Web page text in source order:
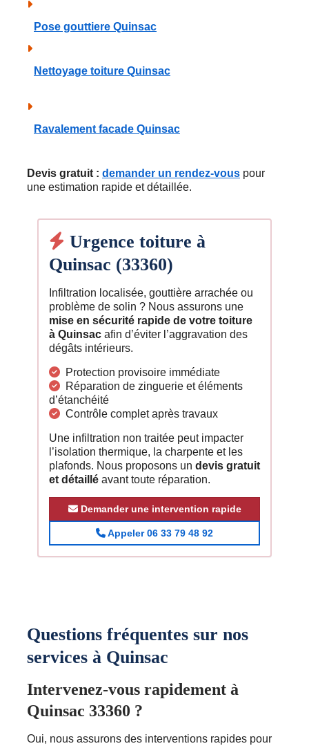
Pose gouttiere Quinsac
Nettoyage toiture Quinsac
Ravalement facade Quinsac
Devis gratuit : demander un rendez-vous pour
une estimation rapide et détaillée.
Urgence toiture à
Quinsac (33360)
Infiltration localisée, gouttière arrachée ou
problème de solin ? Nous assurons une
mise en sécurité rapide de votre toiture
à Quinsac afin d’éviter l’aggravation des
dégâts intérieurs.
Protection provisoire immédiate
Réparation de zinguerie et éléments
d’étanchéité
Contrôle complet après travaux
Une infiltration non traitée peut impacter
l’isolation thermique, la charpente et les
plafonds. Nous proposons un devis gratuit
et détaillé avant toute réparation.
Demander une intervention rapide
Appeler 06 33 79 48 92
Questions fréquentes sur nos
services à Quinsac
Intervenez-vous rapidement à
Quinsac 33360 ?
Oui, nous assurons des interventions rapides pour